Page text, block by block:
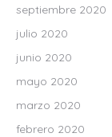
septiembre 2020
julio 2020
junio 2020
mayo 2020
marzo 2020
febrero 2020